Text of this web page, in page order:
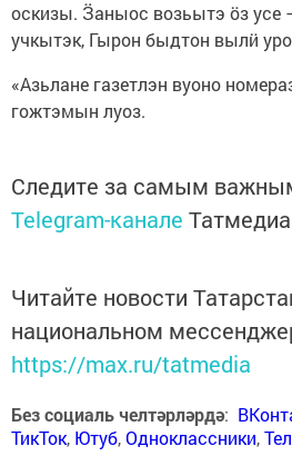
оскизы. Ӟаныос возьытэ ӧз усе
учкытэк, Гырон быдтон вылӥ
«Азьлане газетлэн вуоно
гожтэмын луоз.
Следите за самым
Telegram-канале Татмедиа
Читайте новости
национальном
https://max.ru/tatmedia
Без социаль челтәрләрдә:
ТикТок, Ютуб,Одноклассники,